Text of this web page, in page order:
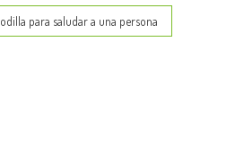
para saludar a una persona